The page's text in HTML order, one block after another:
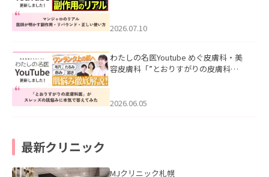
た。
2026.07.10
わたしの名医Youtube めぐ皮膚科・美
容皮膚科「”とおりすがりの皮膚科
2026.06.05
最新クリニック
MJクリニック札幌